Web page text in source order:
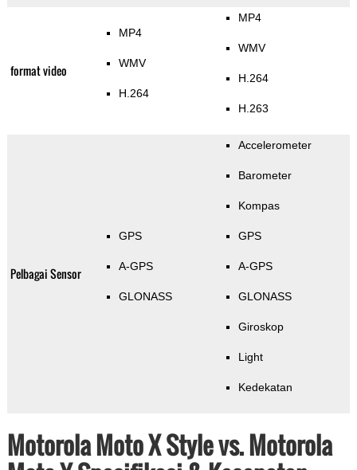
format video
MP4
WMV
H.264
MP4
WMV
H.264
H.263
Pelbagai Sensor
GPS
A-GPS
GLONASS
Accelerometer
Barometer
Kompas
GPS
A-GPS
GLONASS
Giroskop
Light
Kedekatan
Motorola Moto X Style vs. Motorola